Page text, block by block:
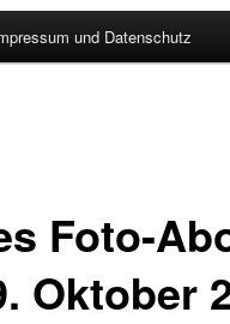
und Datenschutz
Foto-
Oktober